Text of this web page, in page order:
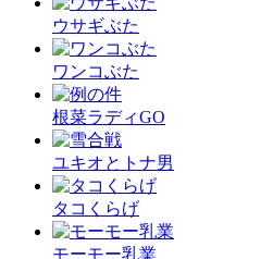
ウサギぶた
ワンコぶた
根菜ラディGO
ユキオとトナ男
タコくらげ
モーモー乳業